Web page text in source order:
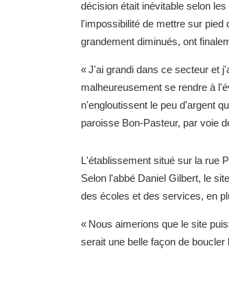
décision était inévitable selon
l'impossibilité de mettre sur
grandement diminués, ont
« J'ai grandi dans ce secteur et
malheureusement se rendre à
n'engloutissent le peu d'argent
paroisse Bon-Pasteur, par voie
L'établissement situé sur la rue
Selon l'abbé Daniel Gilbert, le
des écoles et des services, en
« Nous aimerions que le site
serait une belle façon de boucler